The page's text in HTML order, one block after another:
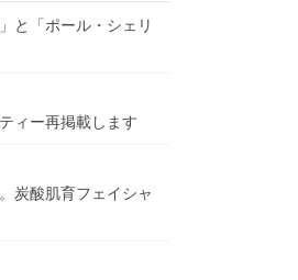
と「ポール・シェリ
ィー再掲載します
炭酸肌育フェイシャ